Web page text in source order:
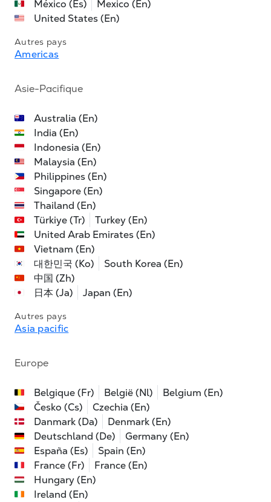
México (Es)
Mexico (En)
United States (En)
Autres pays
Americas
Asie-Pacifique
Australia (En)
India (En)
Indonesia (En)
Malaysia (En)
Philippines (En)
Singapore (En)
Thailand (En)
Türkiye (Tr)
Turkey (En)
United Arab Emirates (En)
Vietnam (En)
대한민국 (Ko)
South Korea (En)
中国 (Zh)
日本 (Ja)
Japan (En)
Autres pays
Asia pacific
Europe
Belgique (Fr) België (Nl)
Belgium (En)
Česko (Cs)
Czechia (En)
Danmark (Da)
Denmark (En)
Deutschland (De)
Germany (En)
España (Es)
Spain (En)
France (Fr)
France (En)
Hungary (En)
Ireland (En)